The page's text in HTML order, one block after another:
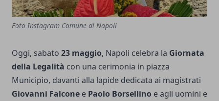
Foto Instagram Comune di Napoli
Oggi, sabato 23 maggio, Napoli celebra la Giornata
della Legalità con una cerimonia in piazza
Municipio, davanti alla lapide dedicata ai magistrati
Giovanni Falcone e Paolo Borsellino e agli uomini e